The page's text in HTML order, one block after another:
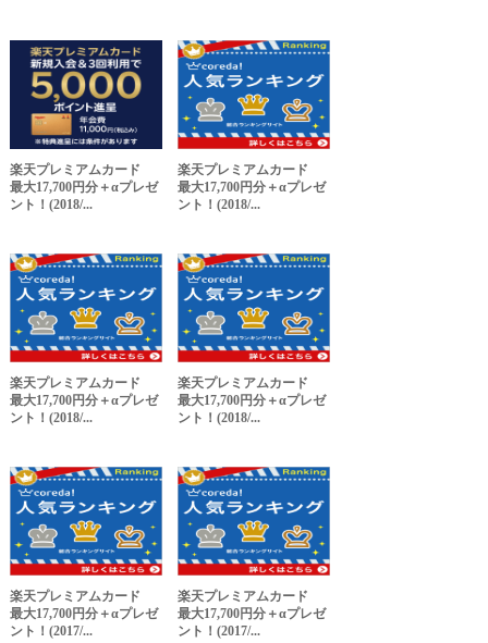
楽天プレミアムカード
最大17,700円分＋αプレゼ
ント！(2018/...
楽天プレミアムカード
最大17,700円分＋αプレゼ
ント！(2018/...
楽天プレミアムカード
最大17,700円分＋αプレゼ
ント！(2018/...
楽天プレミアムカード
最大17,700円分＋αプレゼ
ント！(2018/...
楽天プレミアムカード
最大17,700円分＋αプレゼ
ント！(2017/...
楽天プレミアムカード
最大17,700円分＋αプレゼ
ント！(2017/...